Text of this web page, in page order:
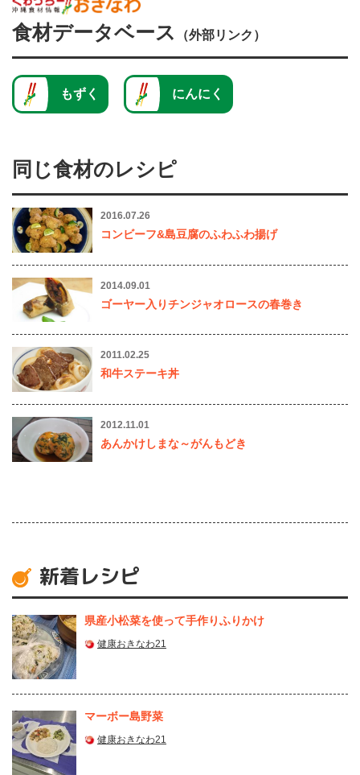
食材データベース （外部リンク）
もずく にんにく
同じ食材のレシピ
2016.07.26
コンビーフ&島豆腐のふわふわ揚げ
2014.09.01
ゴーヤー入りチンジャオロースの春巻き
2011.02.25
和牛ステーキ丼
2012.11.01
あんかけしまな～がんもどき
新着レシピ
県産⼩松菜を使って⼿作りふりかけ
健康おきなわ21
マーボー島野菜
健康おきなわ21